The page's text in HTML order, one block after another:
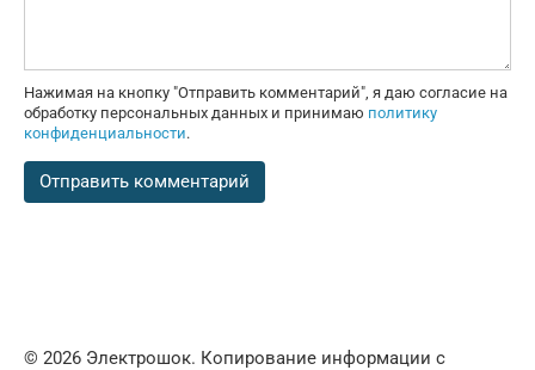
Нажимая на кнопку "Отправить комментарий", я даю согласие на
обработку персональных данных и принимаю политику
конфиденциальности.
© 2026 Электрошок. Копирование информации с